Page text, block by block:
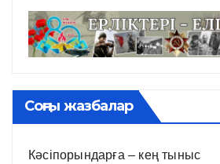
Соңғы жазбалар
Кәсіпорындарға – кең тыныс